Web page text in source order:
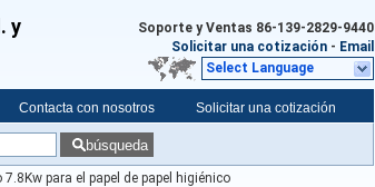
y Soporte y Ventas 86-139-2829-9440
Solicitar una cotización - Email
Select Language
Contacta con nosotros Solicitar una cotización
búsqueda
para el papel de papel higiénico